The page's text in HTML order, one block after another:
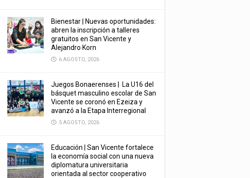
Bienestar | Nuevas oportunidades:
abren la inscripción a talleres
gratuitos en San Vicente y
Alejandro Korn
6 AGOSTO, 2026
Juegos Bonaerenses | La U16 del
básquet masculino escolar de San
Vicente se coronó en Ezeiza y
avanzó a la Etapa Interregional
5 AGOSTO, 2026
Educación | San Vicente fortalece
la economía social con una nueva
diplomatura universitaria
orientada al sector cooperativo